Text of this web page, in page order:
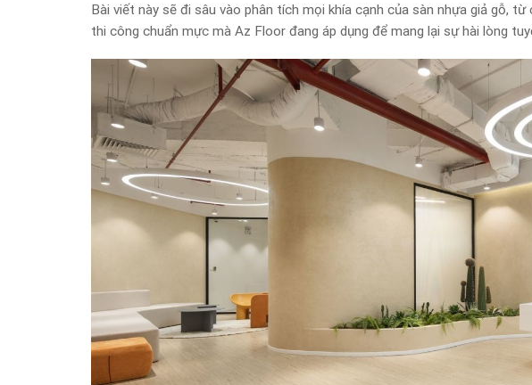
Bài viết này sẽ đi sâu vào phân tích mọi khía cạnh của sàn nhựa giả gỗ,
thi công chuẩn mực mà Az Floor đang áp dụng để mang lại sự hài lòng